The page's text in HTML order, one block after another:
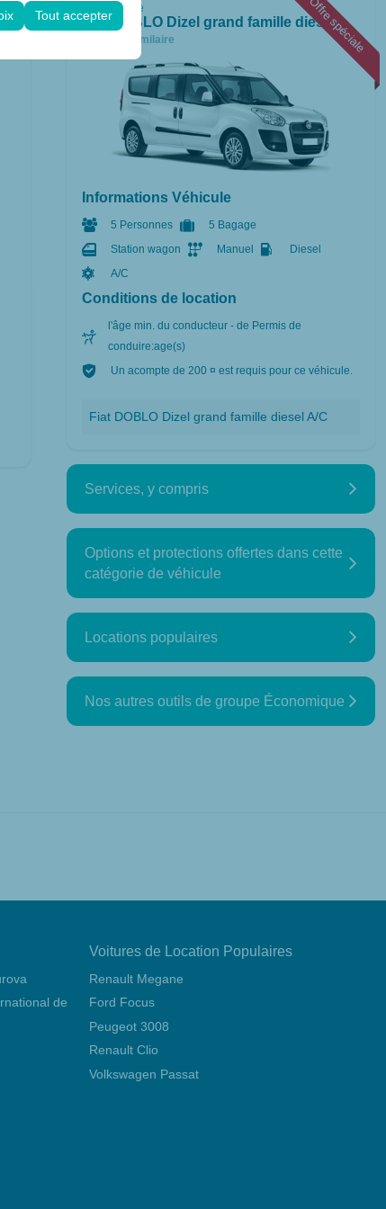
Tout accepter Offre spéciale
Économique
Fiat DOBLO Dizel grand famille diesel
ou similaire
Informations Véhicule
5 Personnes
5 Bagage
Station wagon
Manuel
Diesel
A/C
Conditions de location
l'âge min. du conducteur - de Permis de
conduire:age(s)
Un acompte de 200 ¤ est requis pour ce véhicule.
Fiat DOBLO Dizel grand famille diesel A/C
Services, y compris
Options et protections offertes dans cette
catégorie de véhicule
Locations populaires
Nos autres outils de groupe Économique
de Mersin Çukurova
Voitures de Location Populaires
Renault Megane
Ford Focus
Peugeot 3008
Renault Clio
Volkswagen Passat